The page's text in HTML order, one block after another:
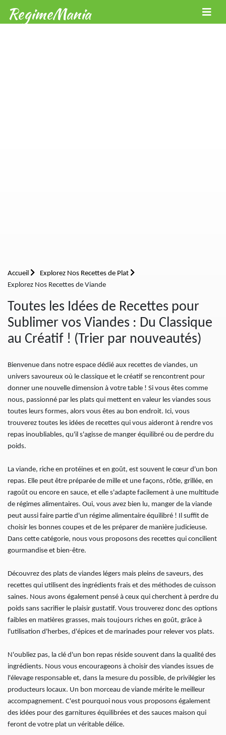
RegimeMania
Accueil
Explorez Nos Recettes de Plat
Explorez Nos Recettes de Viande
Toutes les Idées de Recettes pour
Sublimer vos Viandes : Du Classique
au Créatif ! (Trier par nouveautés)
Bienvenue dans notre espace dédié aux recettes de viandes, un
univers savoureux où le classique et le créatif se rencontrent pour
donner une nouvelle dimension à votre table ! Si vous êtes comme
nous, passionné par les plats qui mettent en valeur les viandes sous
toutes leurs formes, alors vous êtes au bon endroit. Ici, vous
trouverez toutes les idées de recettes qui vous aideront à rendre vos
repas inoubliables, qu'il s'agisse de manger équilibré ou de perdre du
poids.
La viande, riche en protéines et en goût, est souvent le cœur d'un bon
repas. Elle peut être préparée de mille et une façons, rôtie, grillée, en
ragoût ou encore en sauce, et elle s'adapte facilement à une multitude
de régimes alimentaires. Oui, vous avez bien lu, manger de la viande
peut aussi faire partie d'un régime alimentaire équilibré ! Il suffit de
choisir les bonnes coupes et de les préparer de manière judicieuse.
Dans cette catégorie, nous vous proposons des recettes qui concilient
gourmandise et bien-être.
Découvrez des plats de viandes légers mais pleins de saveurs, des
recettes qui utilisent des ingrédients frais et des méthodes de cuisson
saines. Nous avons également pensé à ceux qui cherchent à perdre du
poids sans sacrifier le plaisir gustatif. Vous trouverez donc des options
faibles en matières grasses, mais toujours riches en goût, grâce à
l'utilisation d'herbes, d'épices et de marinades pour relever vos plats.
N'oubliez pas, la clé d'un bon repas réside souvent dans la qualité des
ingrédients. Nous vous encourageons à choisir des viandes issues de
l'élevage responsable et, dans la mesure du possible, de privilégier les
producteurs locaux. Un bon morceau de viande mérite le meilleur
accompagnement. C'est pourquoi nous vous proposons également
des idées pour des garnitures équilibrées et des sauces maison qui
feront de votre plat un véritable délice.